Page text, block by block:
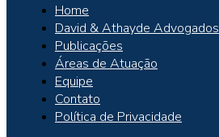
Home
David & Athayde Advogados
Publicações
Áreas de Atuação
Equipe
Contato
Política de Privacidade